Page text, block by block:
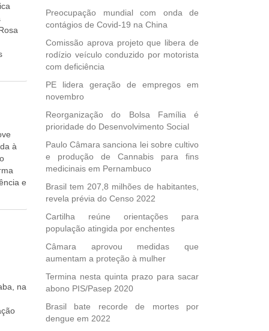
sem
o
O
em
e
à
e
à
e
que
Rua
na
Preocupação mundial com onda de
contágios de Covid-19 na China
Comissão aprova projeto que libera de
rodízio veículo conduzido por motorista
com deficiência
PE lidera geração de empregos em
novembro
Reorganização do Bolsa Família é
prioridade do Desenvolvimento Social
Paulo Câmara sanciona lei sobre cultivo
e produção de Cannabis para fins
medicinais em Pernambuco
Brasil tem 207,8 milhões de habitantes,
revela prévia do Censo 2022
Cartilha reúne orientações para
população atingida por enchentes
Câmara aprovou medidas que
aumentam a proteção à mulher
Termina nesta quinta prazo para sacar
abono PIS/Pasep 2020
Brasil bate recorde de mortes por
dengue em 2022